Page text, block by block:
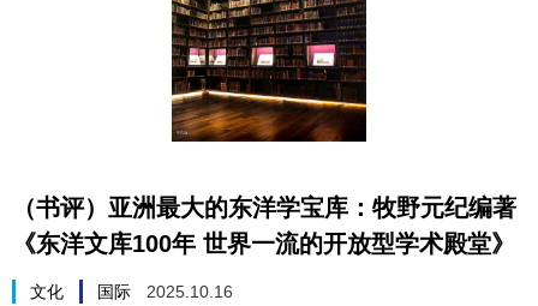
科技
生活与旅游
（书评）亚洲最大的东洋学宝库：牧野元纪编著
《东洋文库100年 世界一流的开放型学术殿堂》
文化 国际 2025.10.16